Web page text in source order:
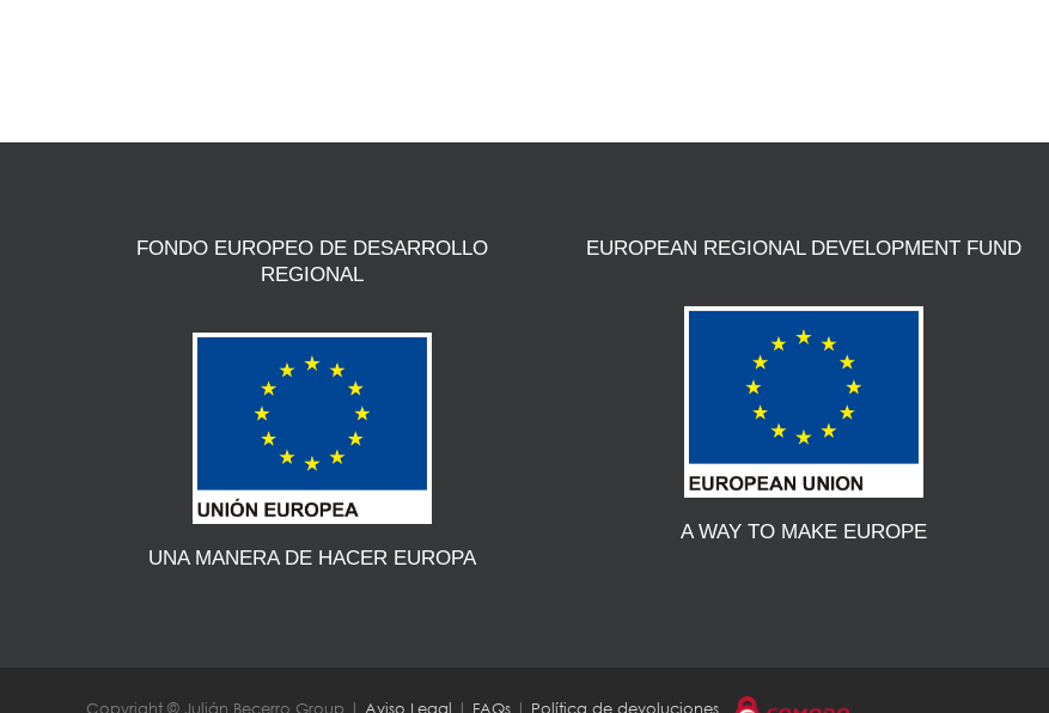
FONDO EUROPEO DE DESARROLLO
REGIONAL
UNA MANERA DE HACER EUROPA
EUROPEAN REGIONAL DEVELOPMENT FUND
A WAY TO MAKE EUROPE